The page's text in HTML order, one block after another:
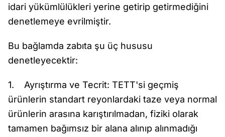
idari yükümlülükleri yerine getirip getirmediğini
denetlemeye evrilmiştir.
Bu bağlamda zabıta şu üç hususu
denetleyecektir:
1. Ayrıştırma ve Tecrit: TETT'si geçmiş
ürünlerin standart reyonlardaki taze veya normal
ürünlerin arasına karıştırılmadan, fiziki olarak
tamamen bağımsız bir alana alınıp alınmadığı